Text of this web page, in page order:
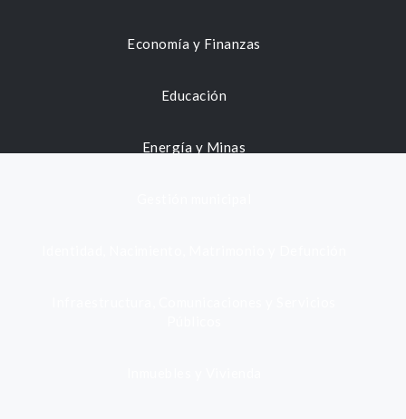
Economía y Finanzas
Educación
Energía y Minas